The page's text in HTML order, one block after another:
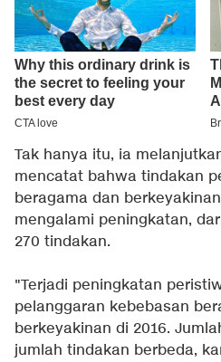
Tak hanya itu, ia
mencatat bahwa tindakan
beragama dan
mengalami peningkatan,
270 tindakan.
"Terjadi peningkatan
pelanggaran kebebasan
berkeyakinan di 2016.
jumlah tindakan berbeda,